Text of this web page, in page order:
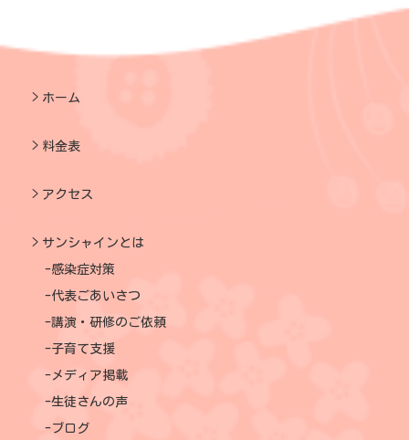
ホーム
料金表
アクセス
サンシャインとは
感染症対策
代表ごあいさつ
講演・研修のご依頼
子育て支援
メディア掲載
生徒さんの声
ブログ